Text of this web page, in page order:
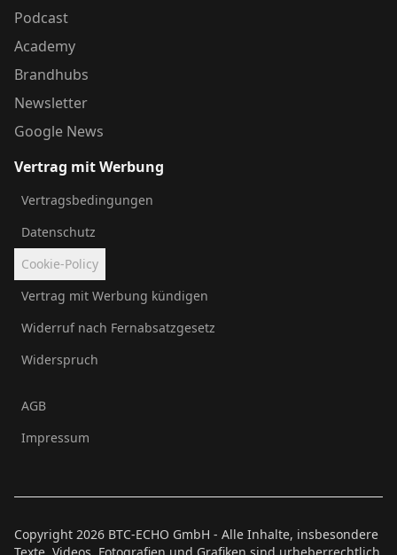
Podcast
Academy
Brandhubs
Newsletter
Google News
Vertrag mit Werbung
Vertragsbedingungen
Datenschutz
Cookie-Policy
Vertrag mit Werbung kündigen
Widerruf nach Fernabsatzgesetz
Widerspruch
AGB
Impressum
Copyright 2026 BTC-ECHO GmbH - Alle Inhalte, insbesondere